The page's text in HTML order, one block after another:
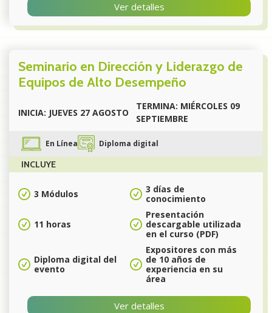
Ver detalles
Seminario en Dirección y Liderazgo de
Equipos de Alto Desempeño
INICIA: JUEVES 27 AGOSTO
TERMINA: MIÉRCOLES 09
SEPTIEMBRE
En Línea Diploma digital
INCLUYE
3 Módulos
3 días de
conocimiento
11 horas
Presentación
descargable utilizada
en el curso (PDF)
Diploma digital del
evento
Expositores con más
de 10 años de
experiencia en su
área
Ver detalles